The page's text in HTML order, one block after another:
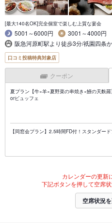
[最大140名OK]完全個室で楽しむ上質な宴会
5001～6000円
3001～4000円
阪急河原町駅より徒歩3分/祇園四条
口コミ投稿特典対象店
クーポン
夏プラン【牛×羊×夏野菜の串焼き×鰻の天麩
orビュッフェ
【同窓会プラン】2.5時間FD付！スタンダー
カレンダーの更新
下記ボタンを押して空席
空席状況